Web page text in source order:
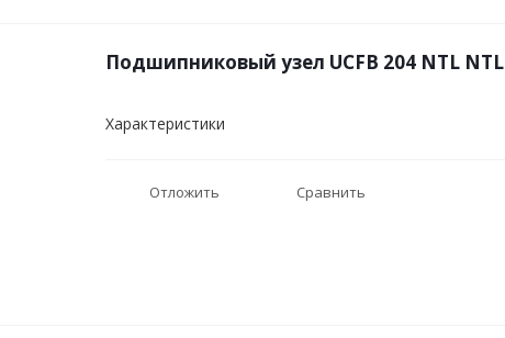
Подшипниковый узел UCFB 204 NTL NTL
Характеристики
Отложить Сравнить